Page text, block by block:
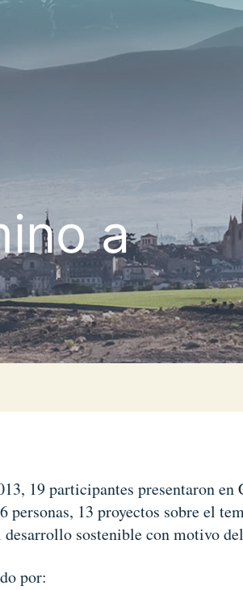
a
19 participantes presentaron en
personas, 13 proyectos sobre el
sostenible con motivo
por: